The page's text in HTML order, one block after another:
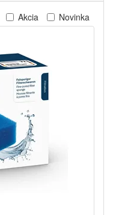
Akcia Novinka